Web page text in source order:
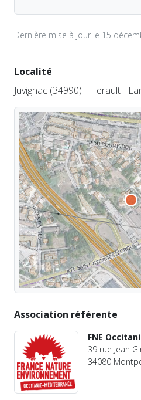
Dernière mise à jour le 15
Localité
Juvignac (34990) - Herault -
Association référente
FNE
39 rue Jean
34080